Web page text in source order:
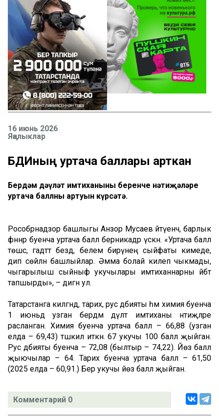
16 июнь 2026
Яңалыклар
БДИның уртача баллары арткан
Бердәм дәүләт имтиханының беренче нәтиҗәләре
уртача баллның артуын күрсәтә.
Рособрнадзор башлыгы Анзор Мусаев әйтүенчә, барлык
фәннәр буенча уртача балл берникадәр үскән. «Уртача балл
төшсә, гадәттә бездә, белем бирүнең сыйфаты кимеде,
дип сөйләнә башлыйлар. Әмма болай килеп чыкмады,
чыгарылыш сыйныф укучылары имтиханнарны әйбәт
тапшырды», – дигән ул.
Татарстанга килгәндә, тарих, рус әдәбияты һәм химия буенча
1 июньдә узган бердәм дәүләт имтиханы нәтиҗәләре
расланган. Химия буенча уртача балл – 66,88 (узган
елда – 69,43) тәшкил иткән. 67 укучы 100 балл җыйган.
Рус әдәбияты буенча – 72,08 (былтыр – 74,22). Йөз балл
җыючылар – 64. Тарих буенча уртача балл – 61,50
(2025 елда – 60,91.) Бер укучы йөз балл җыйган.
Комментарий 0